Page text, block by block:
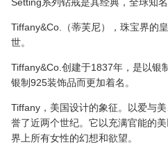
Tiffany&Co.（蒂芙尼），珠宝界的
世。
Tiffany&Co.创建于1837年，是以银
银制925装饰品而更加着名。
Tiffany，美国设计的象征。以爱与
誉了近两个世纪。它以充满官能的
界上所有女性的幻想和欲望。